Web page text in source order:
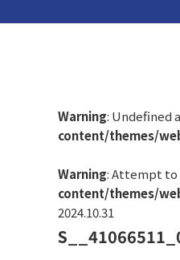
Warning: Undefined
content/themes/
Warning: Attempt to
content/themes/
2024.10.31